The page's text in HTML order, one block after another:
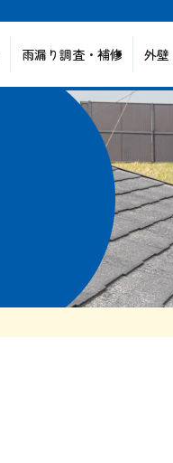
雨漏り調査・補修 外壁